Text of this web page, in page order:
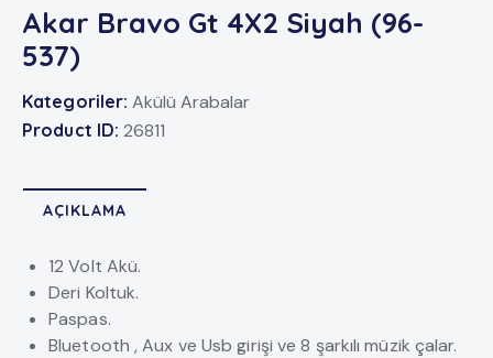
Akar Bravo Gt 4X2 Siyah (96-
537)
Kategoriler: Akülü Arabalar
Product ID: 26811
AÇIKLAMA
12 Volt Akü.
Deri Koltuk.
Paspas.
Bluetooth , Aux ve Usb girişi ve 8 şarkılı müzik çalar.